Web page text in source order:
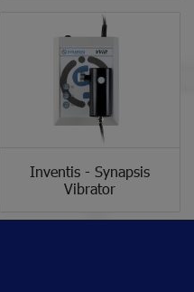
Inventis - Synapsis
Vibrator